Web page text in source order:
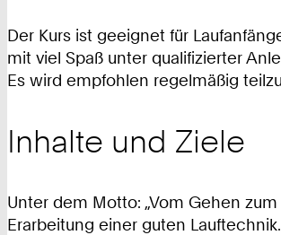
Der Kurs ist geeignet für
mit viel Spaß unter qualifizierter
Es wird empfohlen regelmäßig
Inhalte und Ziele
Unter dem Motto: „Vom Gehen
Erarbeitung einer guten